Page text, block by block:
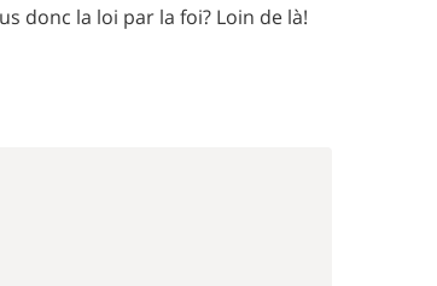
donc la loi par la foi? Loin de là!